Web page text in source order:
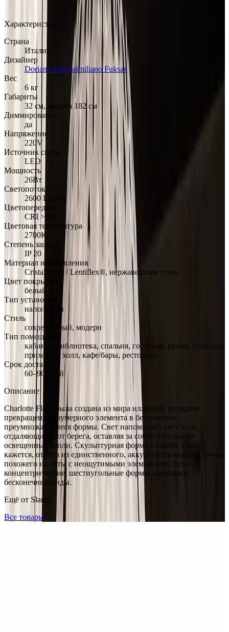
·Добавлено: 21.08.2019
Характеристики
Страна
Италия
Дизайнер
Doriana и Massimiliano Fuksas
Вес
6 кг
Габариты
32 см, высота 182 см
Диммирование
да
Напряжение
220V
Источник света
LED
Мощность
26Вт
Светопоток
2600 Lumen
Цветопередача
CRI >90
Цветовая температура
2700К
Степень защиты
IP 20
Материал изготовления
Cristalflex® / Lentiflex®, нержавеющая сталь
Цвет покрытия
белый
Тип установки
напольный
Стиль
современный, модерн
Тип помещения
кабинет, библиотека, спальня, гостиная, кухня, столовая,
прихожая, холл, кафе/бары, рестораны
Срок доставки
60–90 дней
Описание
Charlotte Floor была создана из мира иллюзий, из задачи
превращения двумерного элемента в бесконечно
преумножающиеся формы. Свет напоминает свет волн,
отдаляющихся от берега, оставляя за собой небольшие
освещенные капли. Скульптурная форма Charlotte Floor,
кажется, отлита из единственного, аккуратного каркаса, очень
похожего на соты с неощутимыми элементами. Его
концентрические, шестиугольные формы допускают
бесконечные виды.
Ещё от Slamp
Все товары →